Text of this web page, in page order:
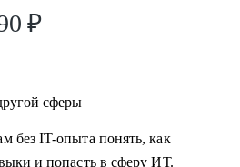
с выбором, я проведу
профессии в
₽
сферы
без IT-опыта понять, как
и попасть в сферу ИТ.